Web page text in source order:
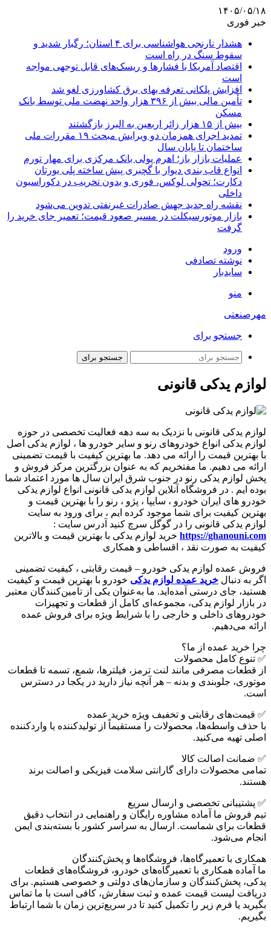
۱۴۰۵/۰۵/۱۸
خبر فوری
هشدار نارنجی هواشناسی برای ۴ استان؛ رگبار شدید و
سقوط سنگ در راه است
اقتصاد آمریکا با فشارها و ریسک‌های قابل توجهی مواجه
است
افزایش پلکانی تعرفه بهای برق کشاورزی لغو شد
تأمین مالی بیش از ۳۹۶ هزار واحد نهضت ملی توسط بانک
مسکن
بیش از ۱۵ هزار زائر اربعین به البرز بازگشتند
تمدید اجرای همزمان دو ویرایش مبحث ۱۹ مقررات ملی
ساختمان تا پایان سال
عملیات بازار باز؛ اهرم پولی بانک مرکزی برای مهار تورم
انواع قاب بندی دیوار با گچبری پیش ساخته پلی یورتان
دکارت؛ تحولی لوکس، فوری و بدون تخریب در دکوراسیون
داخلی
نقشه راه جدید جهش صادرات غیرنفتی تدوین می‌شود
بازار موتورسیکلت در مسیر صعود قیمت؛ تعمیر جای خرید را
گرفت
ورود
نوشته تصادفی
سایدبار
منو
مهرصنعتی
جستجو برای
جستجو برای
لوازم یدکی قانونی
لوازم یدکی قانونی با نزدیک به سه دهه فعالیت تخصصی در حوزه
لوازم یدکی انواع خودروهای رنو و سایر خودرو ها ، لوازم یدکی اصل
با بهترین قیمت را ارائه می دهد. ما بهترین کیفیت با قیمت تضمینی
ارائه می دهیم. ما مفتخریم که به عنوان بزرگترین مرکز فروش و
پخش لوازم یدکی رنو در جنوب شرق ایران سال ها مورد اعتماد شما
بوده ایم . در فروشگاه آنلاین لوازم یدکی قانونی انواع لوازم یدکی
خودرو های ایران خودرو ، سایپا ، پژو ، رنو را با بهترین قیمت و
بهترین کیفیت برای شما موجود کرده ایم ، برای ورود به سایت
لوازم یدکی قانونی را در گوگل سرچ کنید آدرس سایت :
https://ghanouni.com خرید لوازم یدکی با بهترین قیمت و بالاترین
کیفیت به صورت نقد ، اقساطی و همکاری
فروش عمده لوازم یدکی خودرو – قیمت رقابتی ، کیفیت تضمینی
اگر به دنبال خرید عمده لوازم یدکی خودرو با بهترین قیمت و کیفیت
هستید، جای درستی آمده‌اید. ما به‌عنوان یکی از تامین‌کنندگان معتبر
در بازار لوازم یدکی، مجموعه‌ای کامل از قطعات و تجهیزات
خودروهای داخلی و خارجی را با شرایط ویژه برای فروش عمده
ارائه می‌دهیم.
چرا خرید عمده از ما؟
✅ تنوع کامل محصولات
از قطعات مصرفی مانند لنت ترمز، فیلترها، شمع، تسمه تا قطعات
موتوری، جلوبندی و بدنه – هر آنچه نیاز دارید در یکجا در دسترس
است.
✅ قیمت‌های رقابتی و تخفیف ویژه خرید عمده
با حذف واسطه‌ها، محصولات را مستقیماً از تولیدکننده یا واردکننده
اصلی تهیه می‌کنید.
✅ ضمانت اصالت کالا
تمامی محصولات دارای گارانتی سلامت فیزیکی و اصالت برند
هستند.
✅ پشتیبانی تخصصی و ارسال سریع
تیم فروش ما آماده مشاوره رایگان و راهنمایی در انتخاب دقیق
قطعات برای شماست. ارسال به سراسر کشور با بسته‌بندی ایمن
انجام می‌شود.
همکاری با تعمیرگاه‌ها، فروشگاه‌ها و پخش‌کنندگان
ما آماده همکاری با تعمیرگاه‌های خودرو، فروشگاه‌های قطعات
یدکی، پخش‌کنندگان و سازمان‌های دولتی و خصوصی هستیم. برای
دریافت لیست قیمت عمده و ثبت سفارش، کافی است با ما تماس
بگیرید یا فرم زیر را تکمیل کنید تا در سریع‌ترین زمان با شما ارتباط
بگیریم.